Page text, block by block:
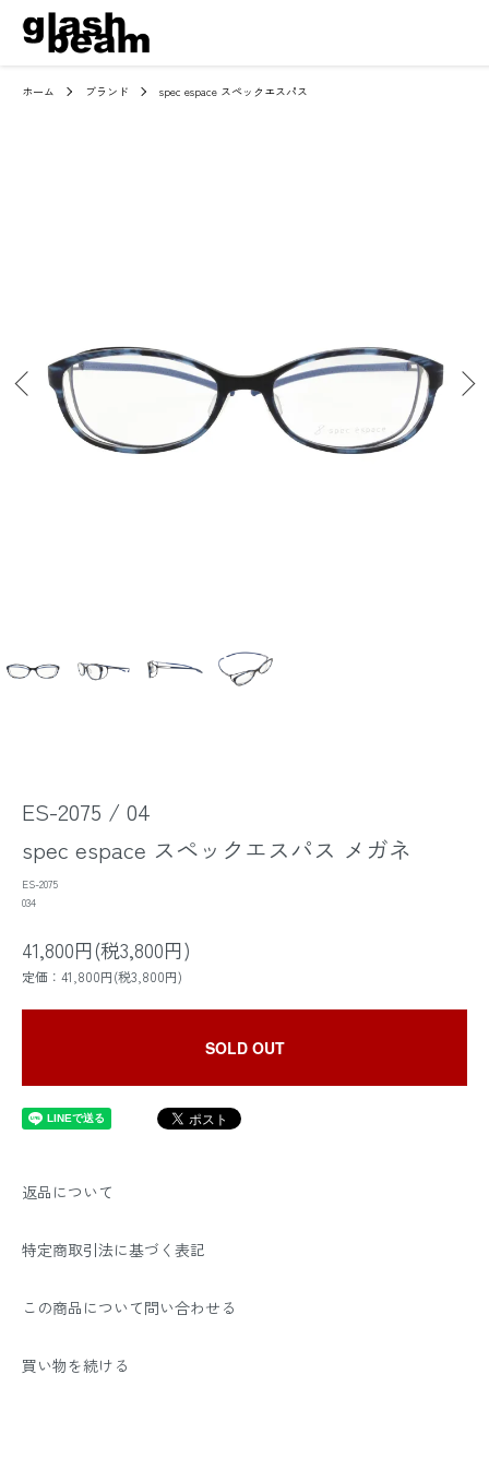
ホーム ブランド spec espace スペックエスパス
ES-2075 / 04
spec espace スペックエスパス メガネ
ES-2075
034
41,800円(税3,800円)
定価：41,800円(税3,800円)
SOLD OUT
返品について
特定商取引法に基づく表記
この商品について問い合わせる
買い物を続ける